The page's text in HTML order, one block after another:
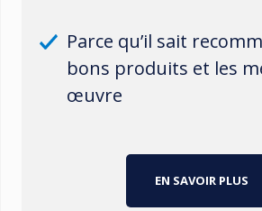
Parce qu’il sait
bons produits et les
œuvre
EN SAVOIR PLUS